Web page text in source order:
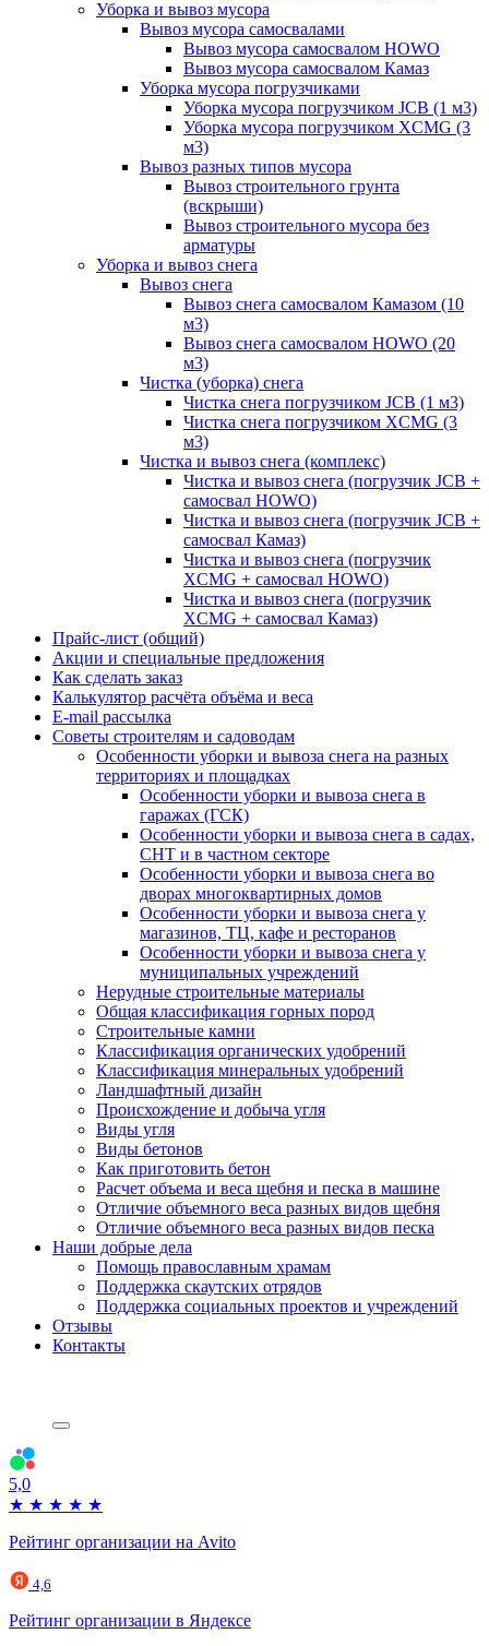
Уборка и вывоз мусора
Вывоз мусора самосвалами
Вывоз мусора самосвалом HOWO
Вывоз мусора самосвалом Камаз
Уборка мусора погрузчиками
Уборка мусора погрузчиком JCB (1 м3)
Уборка мусора погрузчиком XCMG (3
м3)
Вывоз разных типов мусора
Вывоз строительного грунта
(вскрыши)
Вывоз строительного мусора без
арматуры
Уборка и вывоз снега
Вывоз снега
Вывоз снега самосвалом Камазом (10
м3)
Вывоз снега самосвалом HOWO (20
м3)
Чистка (уборка) снега
Чистка снега погрузчиком JCB (1 м3)
Чистка снега погрузчиком XCMG (3
м3)
Чистка и вывоз снега (комплекс)
Чистка и вывоз снега (погрузчик JCB +
самосвал HOWO)
Чистка и вывоз снега (погрузчик JCB +
самосвал Камаз)
Чистка и вывоз снега (погрузчик
XCMG + самосвал HOWO)
Чистка и вывоз снега (погрузчик
XCMG + самосвал Камаз)
Прайс-лист (общий)
Акции и специальные предложения
Как сделать заказ
Калькулятор расчёта объёма и веса
E-mail рассылка
Советы строителям и садоводам
Особенности уборки и вывоза снега на разных
территориях и площадках
Особенности уборки и вывоза снега в
гаражах (ГСК)
Особенности уборки и вывоза снега в садах,
СНТ и в частном секторе
Особенности уборки и вывоза снега во
дворах многоквартирных домов
Особенности уборки и вывоза снега у
магазинов, ТЦ, кафе и ресторанов
Особенности уборки и вывоза снега у
муниципальных учреждений
Нерудные строительные материалы
Общая классификация горных пород
Строительные камни
Классификация органических удобрений
Классификация минеральных удобрений
Ландшафтный дизайн
Происхождение и добыча угля
Виды угля
Виды бетонов
Как приготовить бетон
Расчет объема и веса щебня и песка в машине
Отличие объемного веса разных видов щебня
Отличие объемного веса разных видов песка
Наши добрые дела
Помощь православным храмам
Поддержка скаутских отрядов
Поддержка социальных проектов и учреждений
Отзывы
Контакты
5,0
★ ★ ★ ★ ★
Рейтинг организации на Avito
4,6
Рейтинг организации в Яндексе